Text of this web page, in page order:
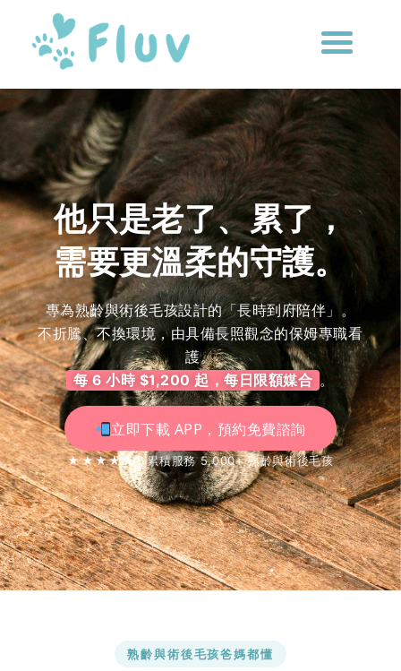
他只是老了、累了，
需要更溫柔的守護。
專為熟齡與術後毛孩設計的「長時到府陪伴」。
不折騰、不換環境，由具備長照觀念的保姆專職看
護。
每 6 小時 $1,200 起，每日限額媒合 。
立即下載 APP，預約免費諮詢
★★★★★ 累積服務 5,000+ 熟齡與術後毛孩
熟齡與術後毛孩爸媽都懂